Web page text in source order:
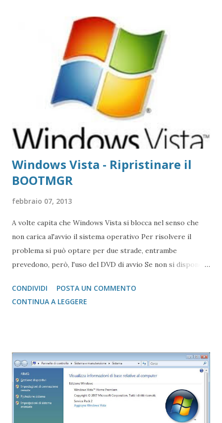
improvviso dell'alimentazione) oppure una non corretta
manutenzione (scandisk e defrag) protatta nel corso del
tempo e unitamente all'uso quotidiano del PC Per risolvere
questo spiacevole inconveniente occorrono non più di 5
minuti: 1 - Prendere il CD di avvio di Windows XP 2 -
Inserirlo nel PC e avviare il sistema da CD come se si
volesse installarlo 3 - Alla schermata blu il sistema chiederà
Windows Vista - Ripristinare il
BOOTMGR
febbraio 07, 2013
A volte capita che Windows Vista si blocca nel senso che
non carica al'avvio il sistema operativo Per risolvere il
problema si può optare per due strade, entrambe
prevedono, però, l'uso del DVD di avvio Se non si dispone
scaricare l'ISO In caso si possedesse il DVD di avvio, allora
si può optare per la prima strada... la più semplice: 1 -
sistema e cliccare su Avanti 4 - A questo punto nella
seguente schermata cliccare Ripristino all'Avvio 5 - Il
sistema a questo punto inizierà a "smanettare" per
riscrivere i file di boot Questo metodo appena descritto è
quello più semplice, e nella maggior parte dei casi quello
CONDIVIDI
POSTA UN COMMENTO
CONTINUA A LEGGERE